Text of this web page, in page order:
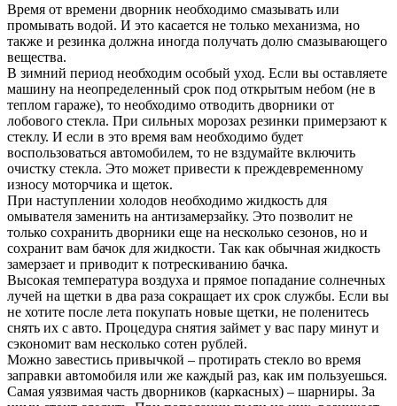
Время от времени дворник необходимо смазывать или
промывать водой. И это касается не только механизма, но
также и резинка должна иногда получать долю смазывающего
вещества.
В зимний период необходим особый уход. Если вы оставляете
машину на неопределенный срок под открытым небом (не в
теплом гараже), то необходимо отводить дворники от
лобового стекла. При сильных морозах резинки примерзают к
стеклу. И если в это время вам необходимо будет
воспользоваться автомобилем, то не вздумайте включить
очистку стекла. Это может привести к преждевременному
износу моторчика и щеток.
При наступлении холодов необходимо жидкость для
омывателя заменить на антизамерзайку. Это позволит не
только сохранить дворники еще на несколько сезонов, но и
сохранит вам бачок для жидкости. Так как обычная жидкость
замерзает и приводит к потрескиванию бачка.
Высокая температура воздуха и прямое попадание солнечных
лучей на щетки в два раза сокращает их срок службы. Если вы
не хотите после лета покупать новые щетки, не поленитесь
снять их с авто. Процедура снятия займет у вас пару минут и
сэкономит вам несколько сотен рублей.
Можно завестись привычкой – протирать стекло во время
заправки автомобиля или же каждый раз, как им пользуешься.
Самая уязвимая часть дворников (каркасных) – шарниры. За